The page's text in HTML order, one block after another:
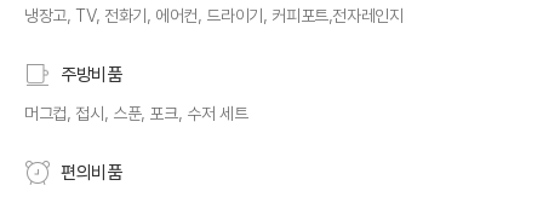
냉장고, TV, 전화기, 에어컨, 드라이기, 커피포트,전자레인지
주방비품
머그컵, 접시, 스푼, 포크, 수저 세트
편의비품